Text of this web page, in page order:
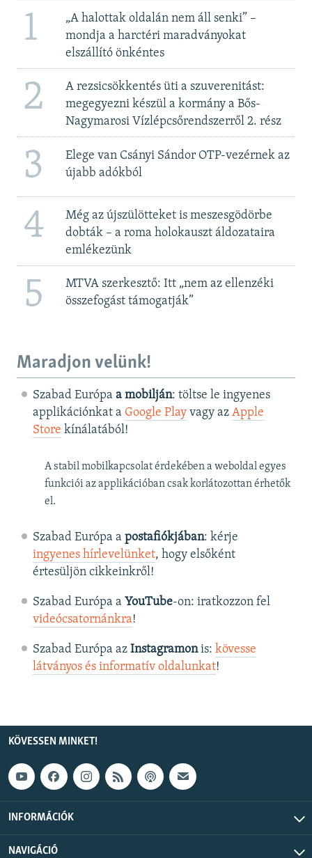
1
„A halottak oldalán nem áll senki” –
mondja a harctéri maradványokat
elszállító önkéntes
2
A rezsicsökkentés üti a szuverenitást:
megegyezni készül a kormány a Bős-
Nagymarosi Vízlépcsőrendszerről 2. rész
3
Elege van Csányi Sándor OTP-vezérnek az
újabb adókból
4
Még az újszülötteket is meszesgödörbe
dobták – a roma holokauszt áldozataira
emlékezünk
5
MTVA szerkesztő: Itt „nem az ellenzéki
összefogást támogatják”
Maradjon velünk!
Szabad Európa a mobilján: töltse le ingyenes
applikációnkat a Google Playvagy az Apple
Store kínálatából!
A stabil mobilkapcsolat érdekében a weboldal egyes
funkciói az applikációban csak korlátozottan érhetők
el.
Szabad Európa a postafiókjában: kérje
ingyenes hírlevelünket, hogy elsőként
értesüljön cikkeinkről!
Szabad Európa a YouTube-on: iratkozzon fel
videócsatornánkra!
Szabad Európa az Instagramonis: kövesse
látványos és informatív oldalunkat! ​
KÖVESSEN MINKET!
INFORMÁCIÓK
NAVIGÁCIÓ